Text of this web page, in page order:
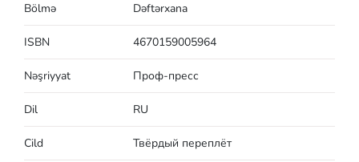
Bölmə Dəftərxana
ISBN 4670159005964
Nəşriyyat Проф-пресс
Dil RU
Cild Твёрдый переплёт